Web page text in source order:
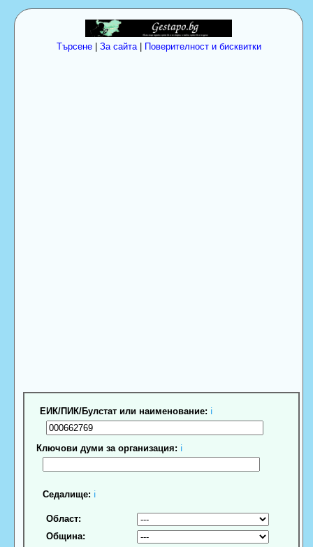
Търсене| За сайта| Поверителност и бисквитки
ЕИК/ПИК/Булстат или наименование: ℹ
Ключови думи за организация: ℹ
Седалище: ℹ
Област:
Община: